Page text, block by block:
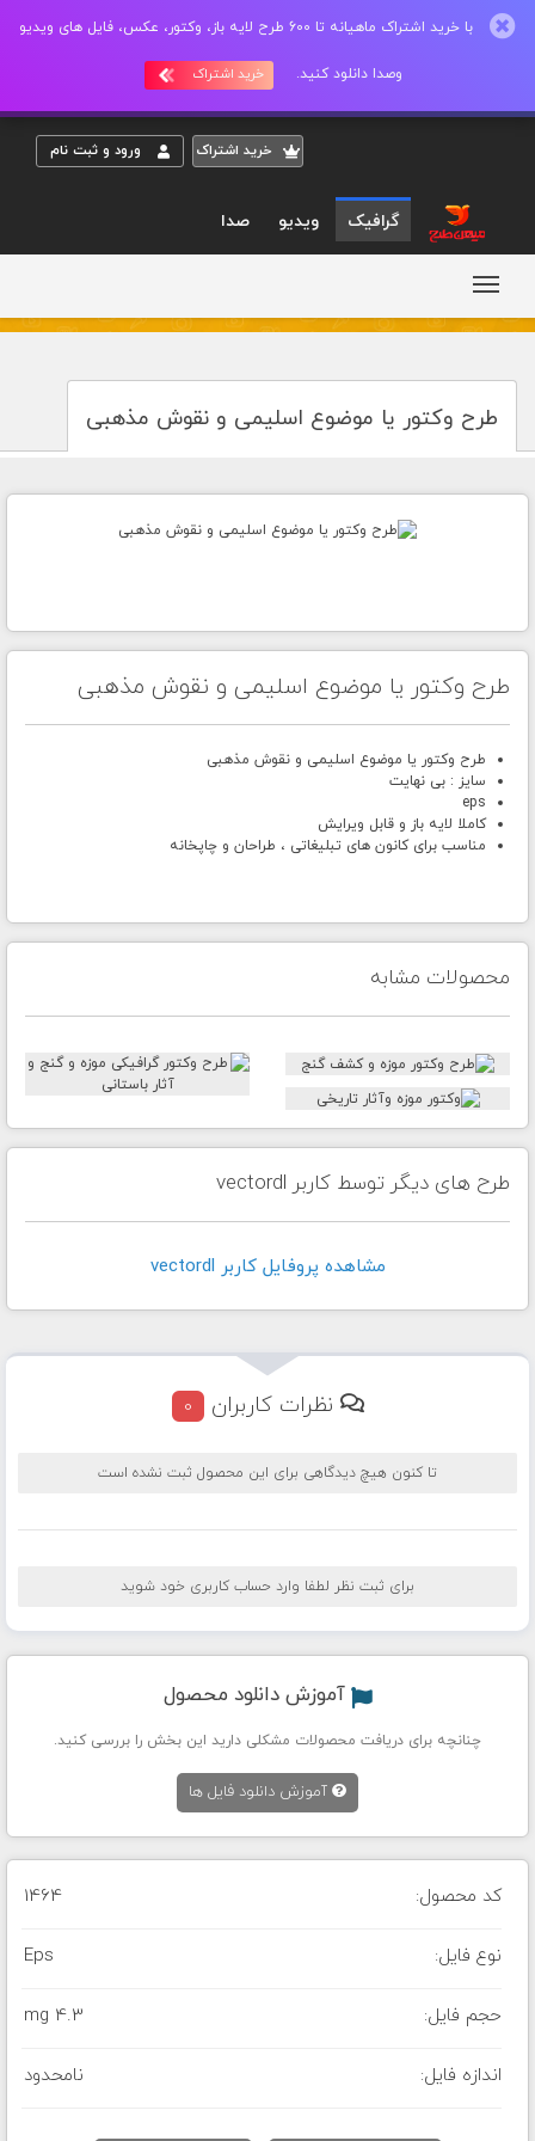
با خرید اشتراک ماهیانه تا 600 طرح لایه باز، وکتور، عکس، فایل های ویدیو
وصدا دانلود کنید. خرید اشتراک
خريد اشتراک ورود و ثبت نام
گرافیک ویدیو صدا
طرح وکتور یا موضوع اسلیمی و نقوش مذهبی
طرح وکتور یا موضوع اسلیمی و نقوش مذهبی
طرح وکتور یا موضوع اسلیمی و نقوش مذهبی
سایز : بی نهایت
eps
کاملا لایه باز و قابل ویرایش
مناسب برای کانون های تبلیغاتی ، طراحان و چاپخانه
محصولات مشابه
طرح های دیگر توسط کاربر vectordl
مشاهده پروفايل کاربر vectordl
نظرات کاربران 0
تا کنون هیچ دیدگاهی برای این محصول ثبت نشده است
برای ثبت نظر لطفا وارد حساب کاربری خود شوید
آموزش دانلود محصول
چنانچه برای دریافت محصولات مشکلی دارید این بخش را بررسی کنید.
آموزش دانلود فایل ها
کد محصول: 1464
نوع فایل: Eps
حجم فایل: 4.3 mg
اندازه فایل: نامحدود